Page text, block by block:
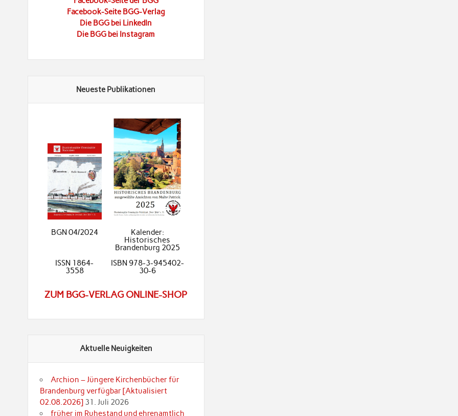
Facebook-Seite BGG-Verlag
Die BGG bei LinkedIn
Die BGG bei Instagram
Neueste Publikationen
BGN 04/2024
Kalender:
Historisches
Brandenburg 2025
ISSN 1864-
3558
ISBN 978-3-945402-
30-6
ZUM BGG-VERLAG ONLINE-SHOP
Aktuelle Neuigkeiten
Archion – Jüngere Kirchenbücher für
Brandenburg verfügbar [Aktualisiert
02.08.2026] 31. Juli 2026
früher im Ruhestand und ehrenamtlich